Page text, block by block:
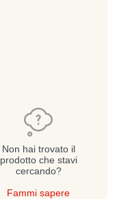
Non hai trovato il
prodotto che stavi
cercando?
Fammi sapere